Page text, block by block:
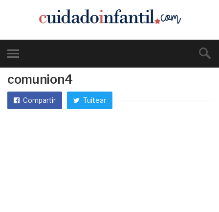
comunion4
Compartir Tuitear